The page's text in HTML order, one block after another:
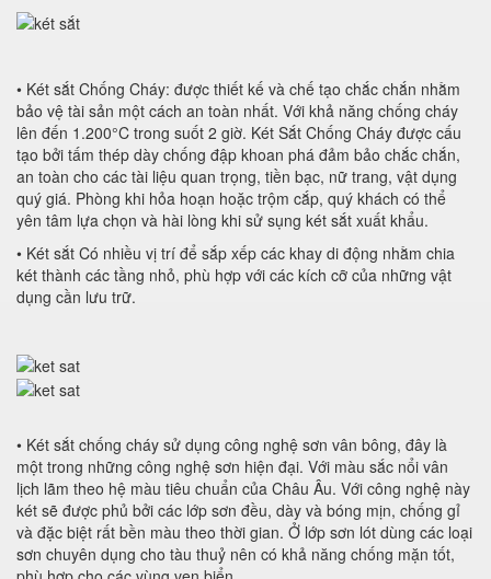
• Két sắt Chống Cháy: được thiết kế và chế tạo chắc chắn nhằm
bảo vệ tài sản một cách an toàn nhất. Với khả năng chống cháy
lên đến 1.200°C trong suốt 2 giờ. Két Sắt Chống Cháy được cấu
tạo bởi tấm thép dày chống đập khoan phá đảm bảo chắc chắn,
an toàn cho các tài liệu quan trọng, tiền bạc, nữ trang, vật dụng
quý giá. Phòng khi hỏa hoạn hoặc trộm cắp, quý khách có thể
yên tâm lựa chọn và hài lòng khi sử sụng két sắt xuất khẩu.
• Két sắt Có nhiều vị trí để sắp xếp các khay di động nhằm chia
két thành các tầng nhỏ, phù hợp với các kích cỡ của những vật
dụng cần lưu trữ.
• Két sắt chống cháy sử dụng công nghệ sơn vân bông, đây là
một trong những công nghệ sơn hiện đại. Với màu sắc nổi vân
lịch lãm theo hệ màu tiêu chuẩn của Châu Âu. Với công nghệ này
két sẽ được phủ bởi các lớp sơn đều, dày và bóng mịn, chống gỉ
và đặc biệt rất bền màu theo thời gian. Ở lớp sơn lót dùng các loại
sơn chuyên dụng cho tàu thuỷ nên có khả năng chống mặn tốt,